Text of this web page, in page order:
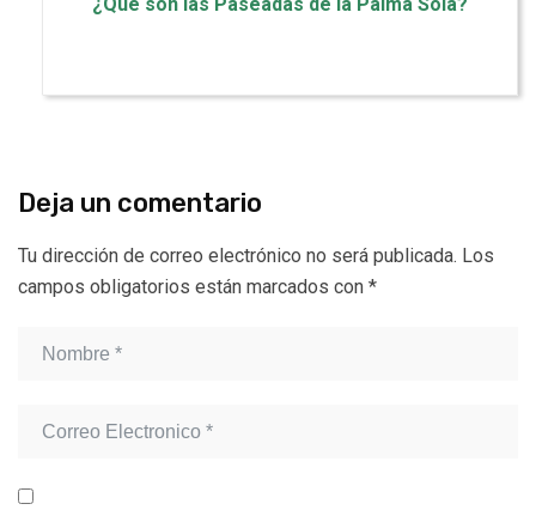
Deja un comentario
Tu dirección de correo electrónico no será publicada. Los
campos obligatorios están marcados con *